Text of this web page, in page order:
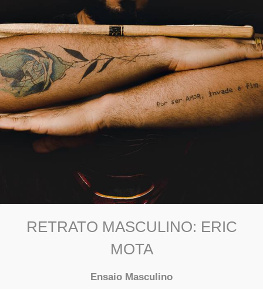
RETRATO MASCULINO: ERIC
MOTA
Ensaio Masculino